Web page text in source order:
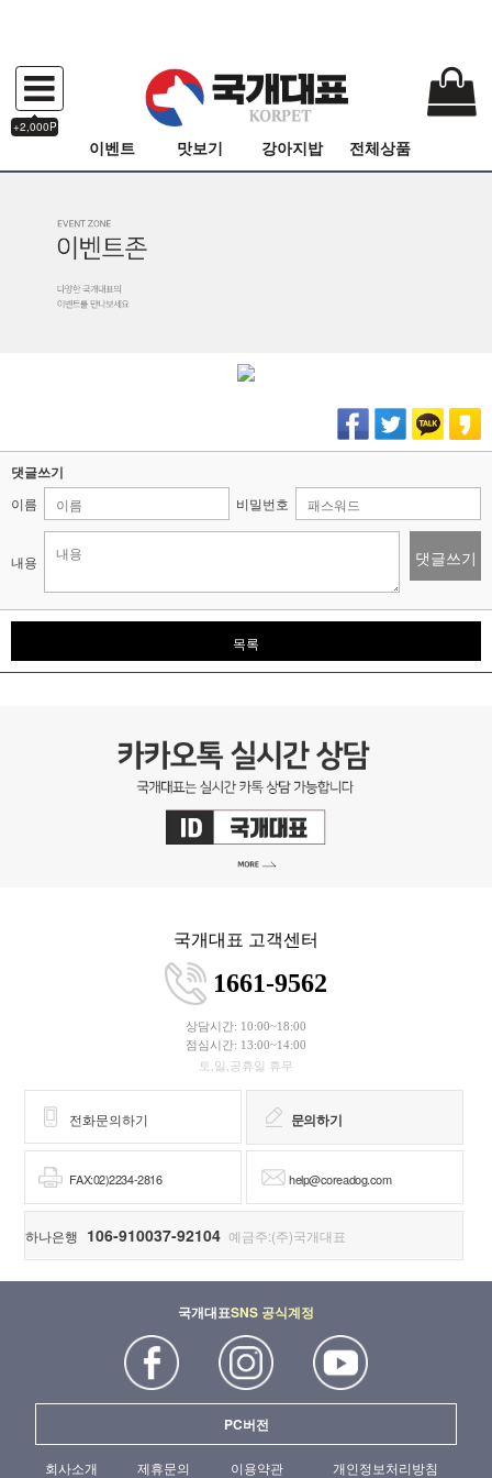
+2,000P
이벤트 맛보기 강아지밥 전체상품
댓글쓰기
이름 비밀번호
내용 댓글쓰기
목록
국개대표 고객센터
1661-9562
상담시간: 10:00~18:00
점심시간: 13:00~14:00
토,일,공휴일 휴무
전화문의하기 문의하기
FAX:02)2234-2816 help@coreadog.com
하나은행 106-910037-92104 예금주:(주)국개대표
국개대표SNS 공식계정
PC버전
회사소개 제휴문의 이용약관 개인정보처리방침